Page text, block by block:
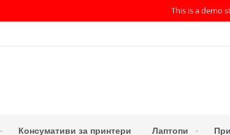
This is a demo
Консумативи за принтери Лаптопи